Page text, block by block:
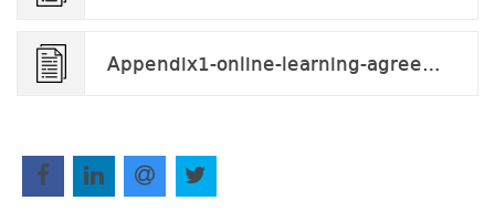
Appendix1-online-learning-agreement-studies-ka171-2023_en.docx